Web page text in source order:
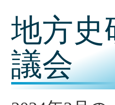
地方史
議会